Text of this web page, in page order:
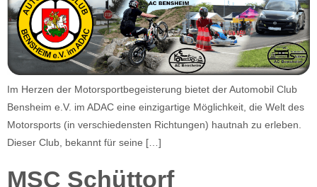
Im Herzen der Motorsportbegeisterung bietet der Automobil Club
Bensheim e.V. im ADAC eine einzigartige Möglichkeit, die Welt des
Motorsports (in verschiedensten Richtungen) hautnah zu erleben.
Dieser Club, bekannt für seine […]
MSC Schüttorf